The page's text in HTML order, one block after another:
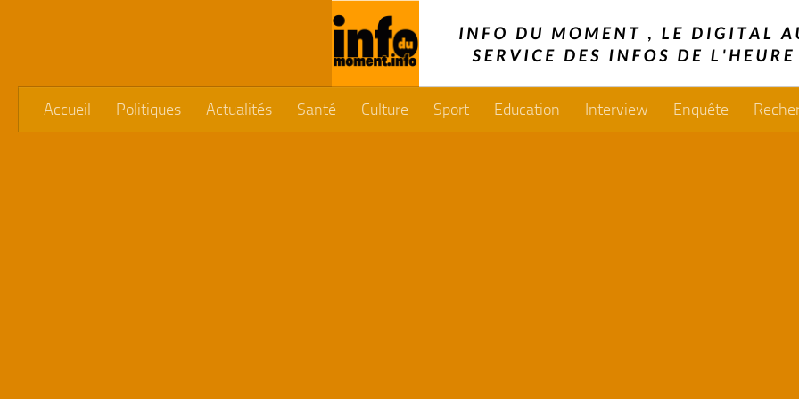
Accueil Politiques Actualités Santé Culture Sport Education Interview Enquête